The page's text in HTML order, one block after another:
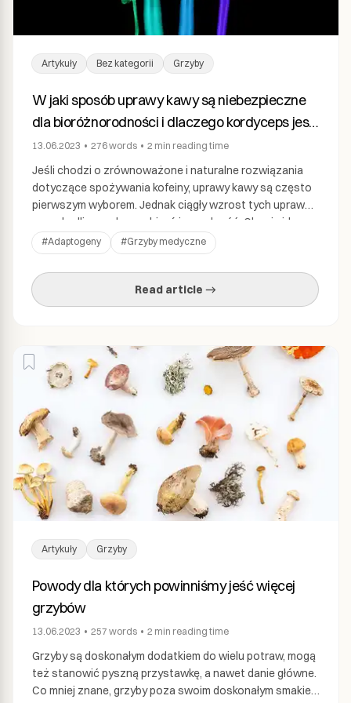
Artykuły Bez kategorii Grzyby
W jaki sposób uprawy kawy są niebezpieczne
dla bioróżnorodności i dlaczego kordyceps jest
lepszym rozwiązaniem
13.06.2023 • 276words • 2 min reading time
Jeśli chodzi o zrównoważone i naturalne rozwiązania
dotyczące spożywania kofeiny, uprawy kawy są często
pierwszym wyborem. Jednak ciągły wzrost tych upraw
ma szkodliwy wpływ na bioróżnorodność. Chociaż kawa
jest ukochanym napojem wielu z nas, jej masowa
produkcja wywiera presję na środowisko i powoduje
utratę różnorodności biologicznej. Uprawy kawy
wymagają dużych ilości ziemi, energii i wody, […]
#Adaptogeny #Grzyby medyczne
Read article →
Artykuły Grzyby
Powody dla których powinniśmy jeść więcej
grzybów
13.06.2023 • 257 words • 2 min reading time
Grzyby są doskonałym dodatkiem do wielu potraw, mogą
też stanowić pyszną przystawkę, a nawet danie główne.
Co mniej znane, grzyby poza swoim doskonałym smakiem